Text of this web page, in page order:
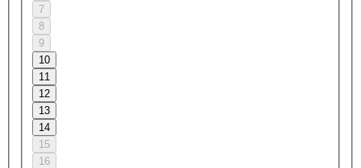
7
8
9
10
11
12
13
14
15
16